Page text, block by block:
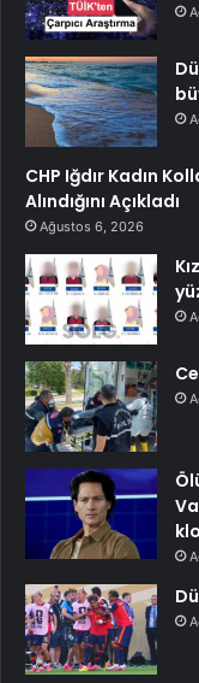
CHP Iğdır Kadın
Alındığını Açıkladı
Ağustos 6, 2026